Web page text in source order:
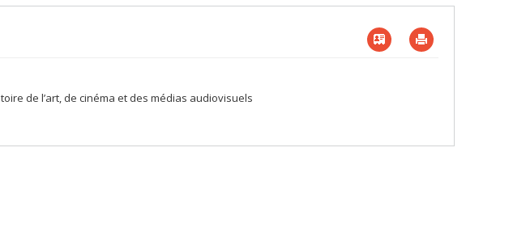
Vcard
de l’art, de cinéma et des médias audiovisuels